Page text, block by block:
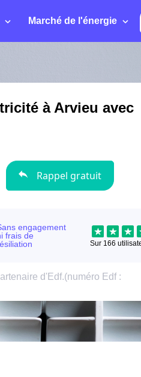
Marché de l'énergie